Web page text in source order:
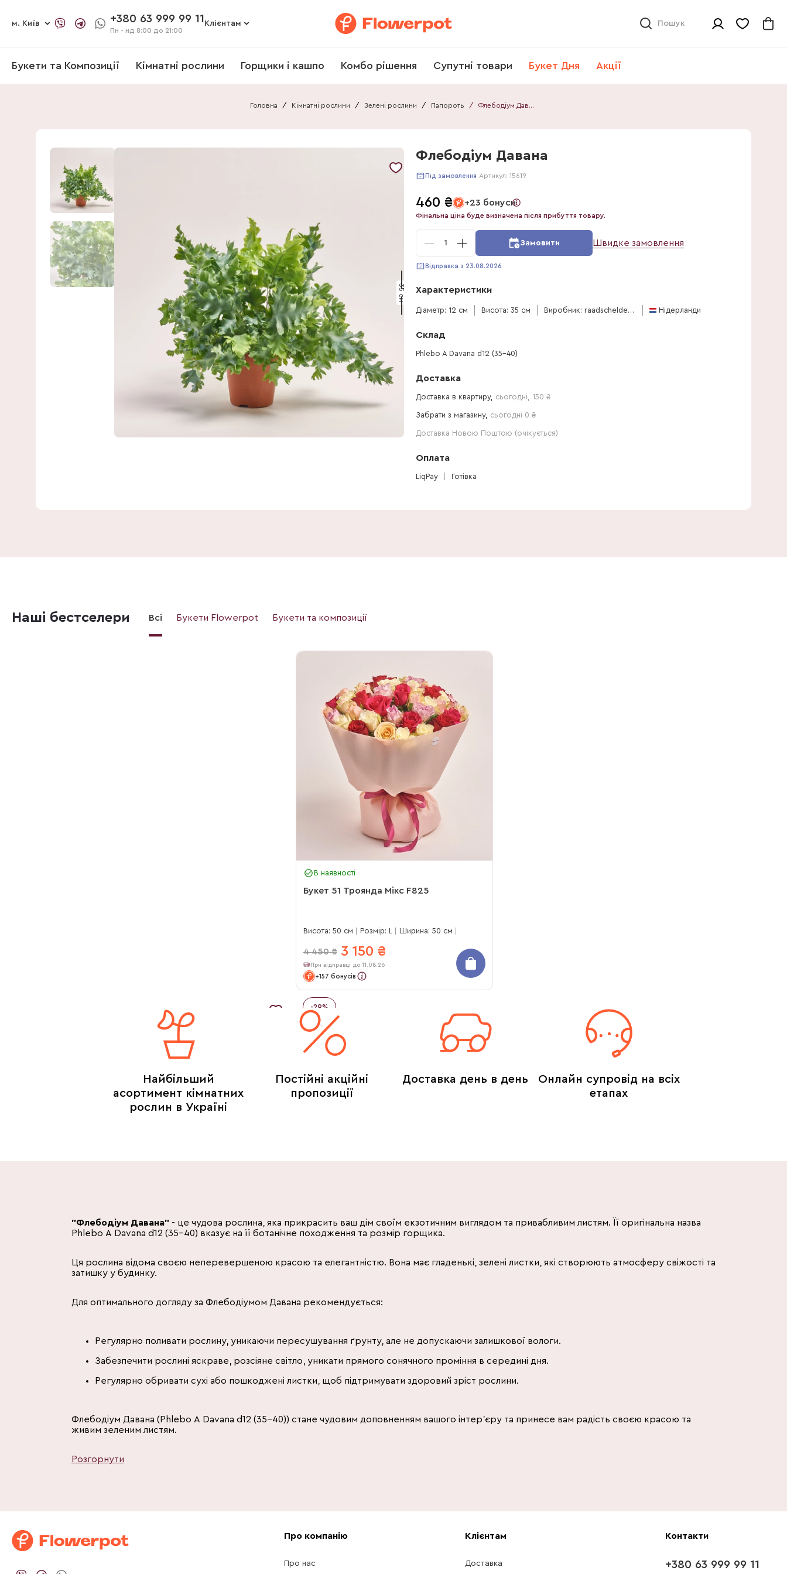
м. Київ +380 63 999 99 11
Пн - нд 8:00 до 21:00
Клієнтам Пошук
Букети та Композиції Кімнатні рослини Горщики і кашпо Комбо рішення Супутні товари Букет Дня Акції
Головна / Кімнатні рослини / Зелені рослини / Папороть / Флебодіум Давана
35 см
Флебодіум Давана
Під замовлення Артикул: 15619
460 ₴ +23 бонуси
Фінальна ціна буде визначена після прибуття товару.
1 Замовити Швидке замовлення
Відправка з 23.08.2026
Характеристики
Діаметр: 12 см Висота: 35 см Виробник: raadschelders-varens Нідерланди
Склад
Phlebo A Davana d12 (35-40)
Доставка
Доставка в квартиру, сьогодні 150 ₴
Забрати з магазину, сьогодні 0 ₴
Доставка Новою Поштою (очікується)
Оплата
LiqPay Готівка
Наші бестселери Всі Букети Flowerpot Букети та композиції
В наявності
Букет 51 Троянда Мікс F825
Висота: 50 см Розмір: L Ширина: 50 см
4 450 ₴ 3 150 ₴
При відправці до 11.08.26
+157 бонусів
-29%
Найбільший
асортимент кімнатних
рослин в Україні
Постійні акційні
пропозиції
Доставка день в день
Онлайн супровід на всіх
етапах
"Флебодіум Давана" - це чудова рослина, яка прикрасить ваш дім своїм екзотичним виглядом та привабливим листям. Її оригінальна назва
Phlebo A Davana d12 (35-40) вказує на її ботанічне походження та розмір горщика.
Ця рослина відома своєю неперевершеною красою та елегантністю. Вона має гладенькі, зелені листки, які створюють атмосферу свіжості та
затишку у будинку.
Для оптимального догляду за Флебодіумом Давана рекомендується:
Регулярно поливати рослину, уникаючи пересушування ґрунту, але не допускаючи залишкової вологи.
Забезпечити рослині яскраве, розсіяне світло, уникати прямого сонячного проміння в середині дня.
Регулярно обривати сухі або пошкоджені листки, щоб підтримувати здоровий зріст рослини.
Флебодіум Давана (Phlebo A Davana d12 (35-40)) стане чудовим доповненням вашого інтер'єру та принесе вам радість своєю красою та
живим зеленим листям.
Розгорнути
Про компанію
Про нас
Клієнтам
Доставка
Контакти
+380 63 999 99 11